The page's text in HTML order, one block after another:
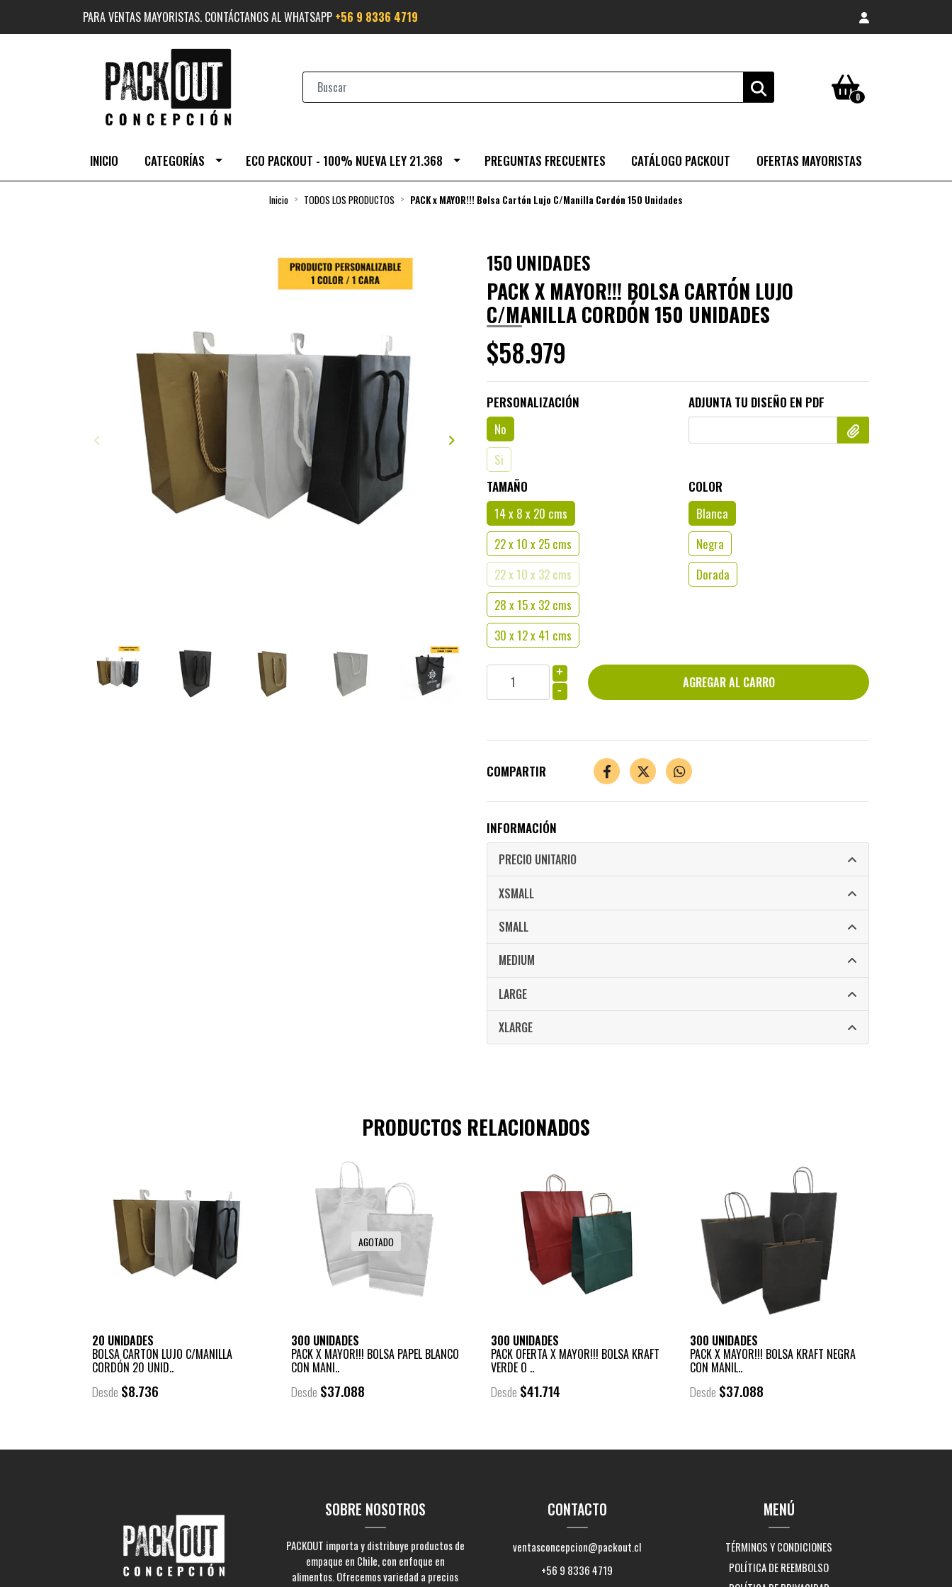
PARA VENTAS MAYORISTAS. CONTÁCTANOS AL WHATSAPP +56 9 8336 4719
0
INICIO CATEGORÍAS ECO PACKOUT - 100% NUEVA LEY 21.368 PREGUNTAS FRECUENTES CATÁLOGO PACKOUT OFERTAS MAYORISTAS
Inicio TODOS LOS PRODUCTOS PACK x MAYOR!!! Bolsa Cartón Lujo C/Manilla Cordón 150 Unidades
150 UNIDADES
PACK X MAYOR!!! BOLSA CARTÓN LUJO
C/MANILLA CORDÓN 150 UNIDADES
$58.979
PERSONALIZACIÓN
No
Si
ADJUNTA TU DISEÑO EN PDF
ELEGIR ARCHIVO
TAMAÑO
14 x 8 x 20 cms
22 x 10 x 25 cms
22 x 10 x 32 cms
28 x 15 x 32 cms
30 x 12 x 41 cms
COLOR
Blanca
Negra
Dorada
+
-
COMPARTIR
INFORMACIÓN
PRECIO UNITARIO
XSMALL
SMALL
MEDIUM
LARGE
XLARGE
PRODUCTOS RELACIONADOS
20 UNIDADES
BOLSA CARTÓN LUJO C/MANILLA
CORDÓN 20 UNID..
Desde $8.736
AGOTADO
300 UNIDADES
PACK X MAYOR!!! BOLSA PAPEL BLANCO
CON MANI..
Desde $37.088
300 UNIDADES
PACK OFERTA X MAYOR!!! BOLSA KRAFT
VERDE O ..
Desde $41.714
300 UNIDADES
PACK X MAYOR!!! BOLSA KRAFT NEGRA
CON MANIL..
Desde $37.088
SOBRE NOSOTROS
PACKOUT importa y distribuye productos de
empaque en Chile, con enfoque en
alimentos. Ofrecemos variedad a precios
CONTACTO
ventasconcepcion@packout.cl
+56 9 8336 4719
MENÚ
TÉRMINOS Y CONDICIONES
POLÍTICA DE REEMBOLSO